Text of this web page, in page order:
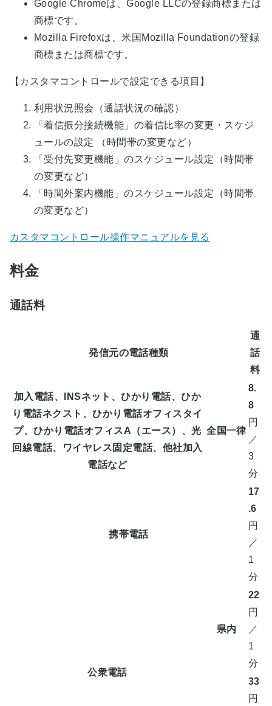
Google Chromeは、Google LLCの登録商標または
商標です。
Mozilla Firefoxは、米国Mozilla Foundationの登録
商標または商標です。
【カスタマコントロールで設定できる項目】
利用状況照会（通話状況の確認）
「着信振分接続機能」の着信比率の変更・スケジ
ュールの設定 （時間帯の変更など）
「受付先変更機能」のスケジュール設定（時間帯
の変更など）
「時間外案内機能」のスケジュール設定（時間帯
の変更など）
カスタマコントロール操作マニュアルを見る
料金
通話料
発信元の電話種類
通
話
料
加入電話、INSネット、ひかり電話、ひか
り電話ネクスト、ひかり電話オフィスタイ
プ、ひかり電話オフィスA（エース）、光
回線電話、ワイヤレス固定電話、他社加入
電話など
全国一律
8.
8
円
／
3
分
携帯電話
17
.6
円
／
1
分
公衆電話
県内
22
円
／
1
分
33
円